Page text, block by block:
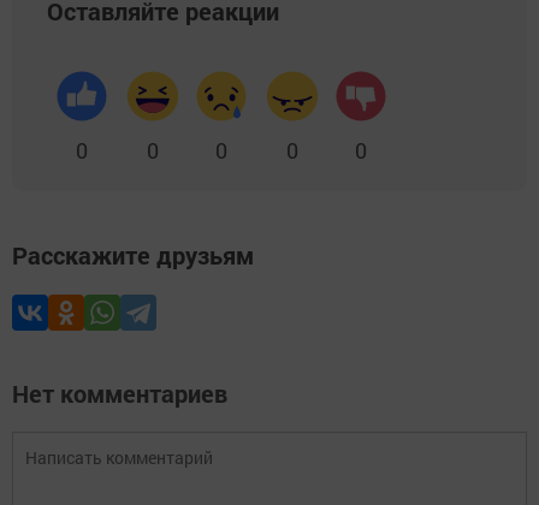
Оставляйте реакции
0 0 0 0 0
Расскажите друзьям
Нет комментариев